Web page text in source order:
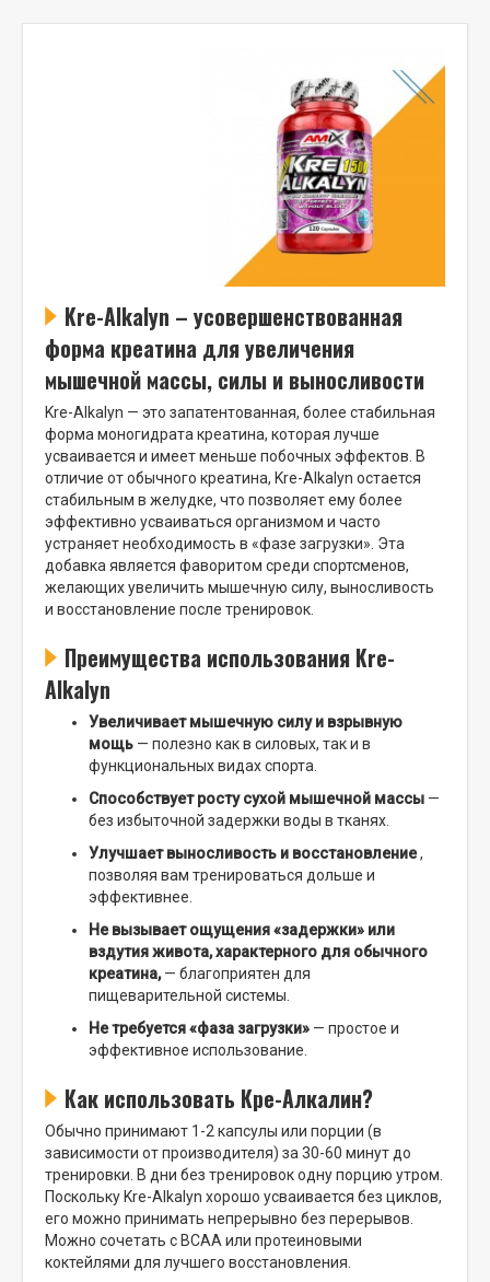
Kre-Alkalyn – усовершенствованная
форма креатина для увеличения
мышечной массы, силы и выносливости
Kre-Alkalyn — это запатентованная, более стабильная
форма моногидрата креатина, которая лучше
усваивается и имеет меньше побочных эффектов. В
отличие от обычного креатина, Kre-Alkalyn остается
стабильным в желудке, что позволяет ему более
эффективно усваиваться организмом и часто
устраняет необходимость в «фазе загрузки». Эта
добавка является фаворитом среди спортсменов,
желающих увеличить мышечную силу, выносливость
и восстановление после тренировок.
Преимущества использования Kre-
Alkalyn
Увеличивает мышечную силу и взрывную
мощь — полезно как в силовых, так и в
функциональных видах спорта.
Способствует росту сухой мышечной массы —
без избыточной задержки воды в тканях.
Улучшает выносливость и восстановление,
позволяя вам тренироваться дольше и
эффективнее.
Не вызывает ощущения «задержки» или
вздутия живота, характерного для обычного
креатина,— благоприятен для
пищеварительной системы.
Не требуется «фаза загрузки» — простое и
эффективное использование.
Как использовать Кре-Алкалин?
Обычно принимают 1-2 капсулы или порции (в
зависимости от производителя) за 30-60 минут до
тренировки. В дни без тренировок одну порцию утром.
Поскольку Kre-Alkalyn хорошо усваивается без циклов,
его можно принимать непрерывно без перерывов.
Можно сочетать с BCAA или протеиновыми
коктейлями для лучшего восстановления.